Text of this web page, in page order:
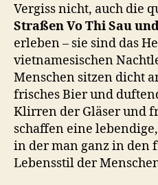
Vergiss nicht, auch die
Straßen Vo Thi Sau
erleben – sie sind das
vietnamesischen
Menschen sitzen dicht
frisches Bier und
Klirren der Gläser und
schaffen eine
in der man ganz in den
Lebensstil der